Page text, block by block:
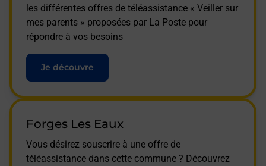
les différentes offres de téléassistance « Veiller sur
mes parents » proposées par La Poste pour
répondre à vos besoins
Je découvre
Forges Les Eaux
Vous désirez souscrire à une offre de
téléassistance dans cette commune ? Découvrez